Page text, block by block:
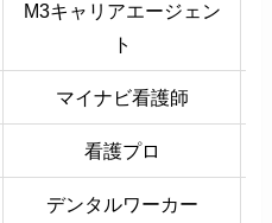
M3キャリアエージェン
ト
マイナビ看護師
看護プロ
デンタルワーカー